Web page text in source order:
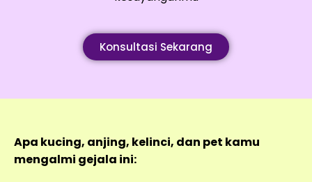
Konsultasi Sekarang
Apa kucing, anjing, kelinci, dan pet kamu
mengalmi gejala ini: